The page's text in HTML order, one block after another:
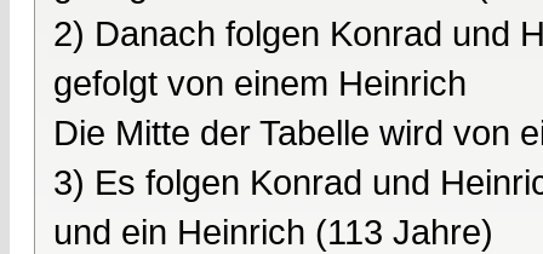
2) Danach folgen Konrad und
gefolgt von einem Heinrich
Die Mitte der Tabelle wird von
3) Es folgen Konrad und
und ein Heinrich (113 Jahre)